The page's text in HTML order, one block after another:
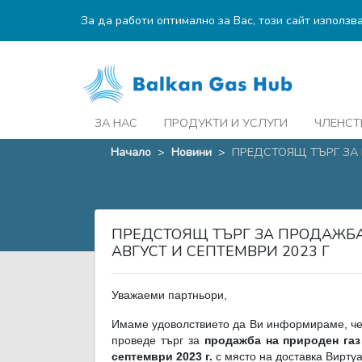
За да работи оптимално за Вас, този сайт
ЗА НАС ПРОДУКТИ И УСЛУГИ
Начало > Новини > ПРЕДСТОЯЩ ТЪРГ ЗА
ПРЕДСТОЯЩ ТЪРГ ЗА
АВГУСТ И СЕПТЕМВРИ 2023 Г
Уважаеми партньори,
Имаме удоволствието да Ви информираме,
проведе търг за продажба на природен газ
септември 2023 г. с място на доставка